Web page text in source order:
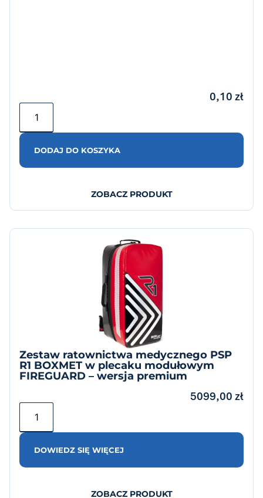
0,10 zł
DODAJ DO KOSZYKA
ZOBACZ PRODUKT
Zestaw ratownictwa medycznego PSP
R1 BOXMET w plecaku modułowym
FIREGUARD – wersja premium
5099,00 zł
DOWIEDZ SIĘ WIĘCEJ
ZOBACZ PRODUKT